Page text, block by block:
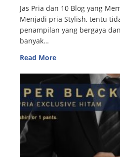
Jas Pria dan 10 Blog yang
Menjadi pria Stylish, tentu
penampilan yang bergaya
banyak…
Read More